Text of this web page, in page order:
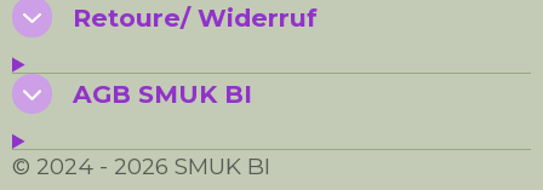
Retoure/ Widerruf
AGB SMUK BI
© 2024 - 2026 SMUK BI